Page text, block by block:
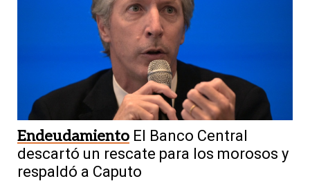
Endeudamiento El Banco Central
descartó un rescate para los morosos y
respaldó a Caputo